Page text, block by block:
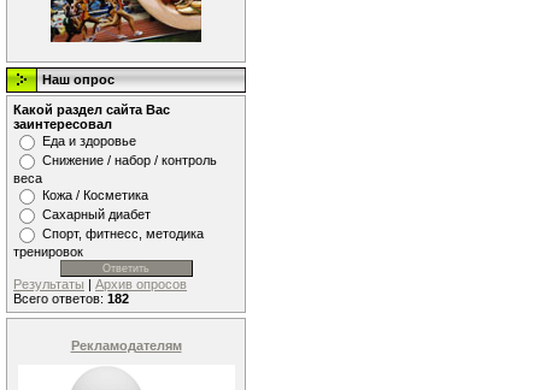
Наш опрос
Какой раздел сайта Вас
заинтересовал
Еда и здоровье
Снижение / набор / контроль
веса
Кожа / Косметика
Сахарный диабет
Спорт, фитнесс, методика
тренировок
Результаты | Архив опросов
Всего ответов: 182
Рекламодателям